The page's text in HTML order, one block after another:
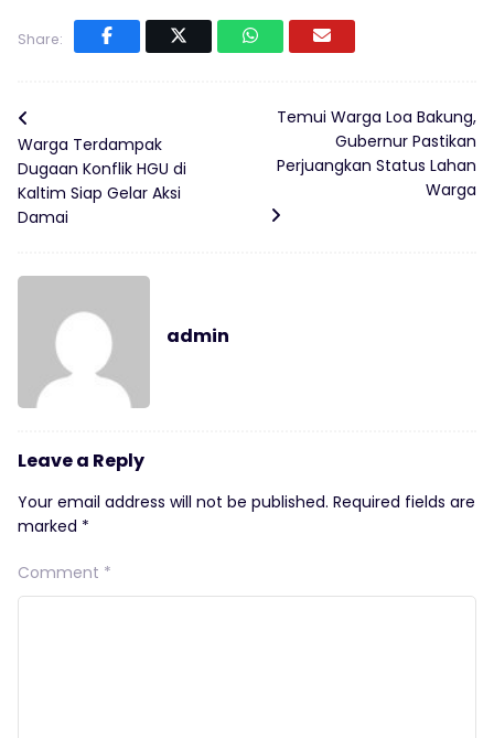
Share:
Warga Terdampak
Dugaan Konflik HGU di
Kaltim Siap Gelar Aksi
Damai
Temui Warga Loa Bakung,
Gubernur Pastikan
Perjuangkan Status Lahan
Warga
admin
Leave a Reply
Your email address will not be published. Required fields are
marked *
Comment *